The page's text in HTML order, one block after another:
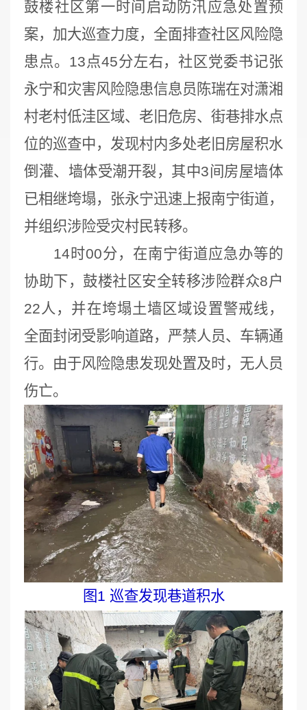
鼓楼社区第一时间启动防汛应急处置预
案，加大巡查力度，全面排查社区风险隐
患点。13点45分左右，社区党委书记张
永宁和灾害风险隐患信息员陈瑞在对潇湘
村老村低洼区域、老旧危房、街巷排水点
位的巡查中，发现村内多处老旧房屋积水
倒灌、墙体受潮开裂，其中3间房屋墙体
已相继垮塌，张永宁迅速上报南宁街道，
并组织涉险受灾村民转移。
14时00分，在南宁街道应急办等的
协助下，鼓楼社区安全转移涉险群众8户
22人，并在垮塌土墙区域设置警戒线，
全面封闭受影响道路，严禁人员、车辆通
行。由于风险隐患发现处置及时，无人员
伤亡。
图1 巡查发现巷道积水